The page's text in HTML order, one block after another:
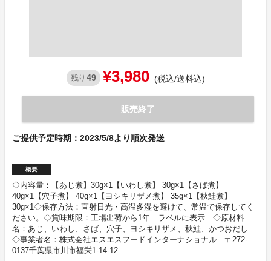
残り 49 ¥3,980 (税込/送料込)
販売終了
ご提供予定時期：2023/5/8より順次発送
概要
◇内容量：【あじ煮】30g×1【いわし煮】 30g×1【さば煮】
40g×1【穴子煮】 40g×1【ヨシキリザメ煮】 35g×1【秋鮭煮】
30g×1◇保存方法：直射日光・高温多湿を避けて、常温で保存してく
ださい。◇賞味期限：工場出荷から1年 ラベルに表示 ◇原材料
名：あじ、いわし、さば、穴子、ヨシキリザメ、秋鮭、かつおだし
◇事業者名：株式会社エスエスフードインターナショナル 〒272-
0137千葉県市川市福栄1-14-12